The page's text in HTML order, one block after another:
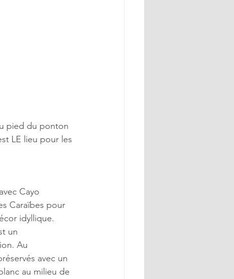
pied du ponton
LE lieu pour les
Cayo
Caraïbes pour
idyllique.
un
Au
avec un
au milieu de